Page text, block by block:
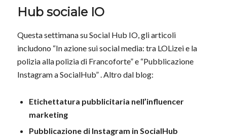
Hub sociale IO
Questa settimana su Social Hub IO, gli articoli
includono “In azione sui social media: tra LOLizei e la
polizia alla polizia di Francoforte” e “Pubblicazione
Instagram a SocialHub” . Altro dal blog:
Etichettatura pubblicitaria nell’influencer
marketing
Pubblicazione di Instagram in SocialHub